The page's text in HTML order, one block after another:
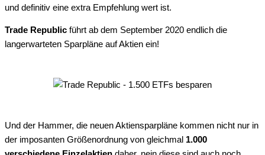
und definitiv eine extra Empfehlung wert ist.
Trade Republic führt ab dem September 2020 endlich die
langerwarteten Sparpläne auf Aktien ein!
Und der Hammer, die neuen Aktiensparpläne kommen nicht nur in
der imposanten Größenordnung von gleichmal 1.000